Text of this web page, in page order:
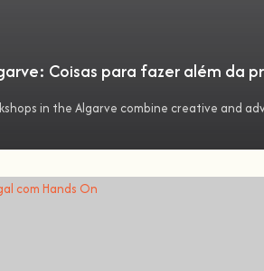
Coisas para fazer além da
in the Algarve combine creative and